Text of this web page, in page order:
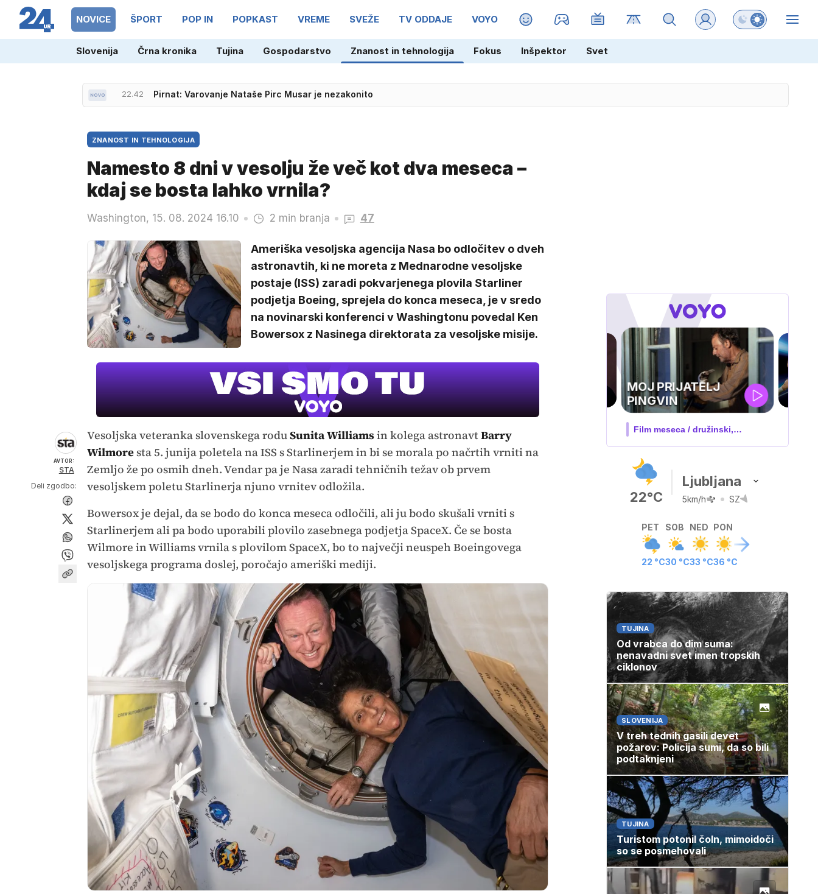
NOVICE ŠPORT POP IN POPKAST VREME SVEŽE TV ODDAJE VOYO MAGAZIN Preklopi barvni
Slovenija Črna kronika Tujina Gospodarstvo Znanost in tehnologija Fokus Inšpektor Svet
22.42 Pirnat: Varovanje Nataše Pirc Musar je nezakonito
21.36 Neporaženi Slovenci prek Madžarske v polfinale EP
ZNANOST IN TEHNOLOGIJA
Namesto 8 dni v vesolju že več kot dva meseca –
kdaj se bosta lahko vrnila?
Washington, 15. 08. 2024 16.10 2 min branja 47
Ameriška vesoljska agencija Nasa bo odločitev o dveh
astronavtih, ki ne moreta z Mednarodne vesoljske
postaje (ISS) zaradi pokvarjenega plovila Starliner
podjetja Boeing, sprejela do konca meseca, je v sredo
na novinarski konferenci v Washingtonu povedal Ken
Bowersox z Nasinega direktorata za vesoljske misije.
AVTOR:
STA
Deli zgodbo:
Vesoljska veteranka slovenskega roduSunita Williamsin kolega astronavtBarry
Wilmoresta 5. junija poletela na ISS s Starlinerjem in bi se morala po načrtih vrniti na
Zemljo že po osmih dneh. Vendar pa je Nasa zaradi tehničnih težav ob prvem
vesoljskem poletu Starlinerja njuno vrnitev odložila.
Bowersox je dejal, da se bodo do konca meseca odločili, ali ju bodo skušali vrniti s
Starlinerjem ali pa bodo uporabili plovilo zasebnega podjetja SpaceX. Če se bosta
Wilmore in Williams vrnila s plovilom SpaceX, bo to največji neuspeh Boeingovega
vesoljskega programa doslej, poročajo ameriški mediji.
UEFA
SUPERPOKAL
V živo na VOYO: sreda ob 20.30
22°C
Ljubljana
5km/h SZ
PET
22 °C
SOB
30 °C
NED
33 °C
PON
36 °C
TUJINA
Od vrabca do dim suma:
nenavadni svet imen tropskih
ciklonov
SLOVENIJA
V treh tednih gasili devet
požarov: Policija sumi, da so bili
podtaknjeni
TUJINA
Turistom potonil čoln, mimoidoči
so se posmehovali